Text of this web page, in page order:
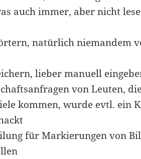
auch immer, aber nicht
natürlich niemandem
lieber manuell
von Leuten,
kommen, wurde evtl. ein
für Markierungen von